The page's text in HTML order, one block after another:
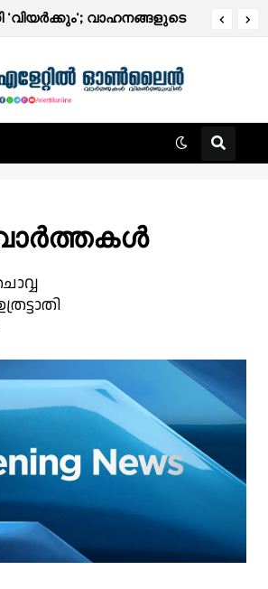
'വിയർക്കും'; വാഹനങ്ങളുടെ